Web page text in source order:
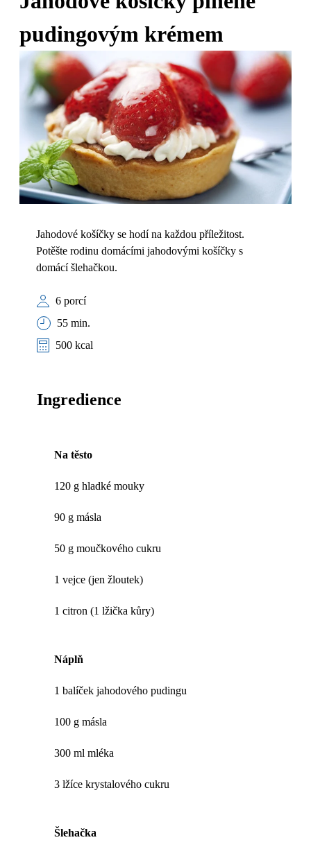
pudingovým krémem
Jahodové košíčky se hodí na každou příležitost.
Potěšte rodinu domácími jahodovými košíčky s
domácí šlehačkou.
6 porcí
55 min.
500 kcal
Ingredience
Na těsto
120 g hladké mouky
90 g másla
50 g moučkového cukru
1 vejce (jen žloutek)
1 citron (1 lžička kůry)
Náplň
1 balíček jahodového pudingu
100 g másla
300 ml mléka
3 lžíce krystalového cukru
Šlehačka